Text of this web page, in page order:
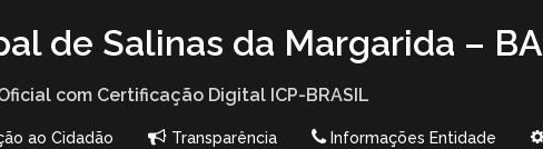
de Salinas da Margarida – BA
com Certificação Digital ICP-BRASIL
ao Cidadão Transparência Informações Entidade